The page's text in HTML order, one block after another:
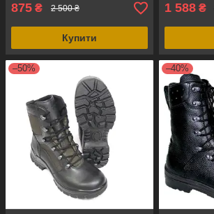
875 ₴ 2 500 ₴
Купити
1 588 ₴
–50% –40%